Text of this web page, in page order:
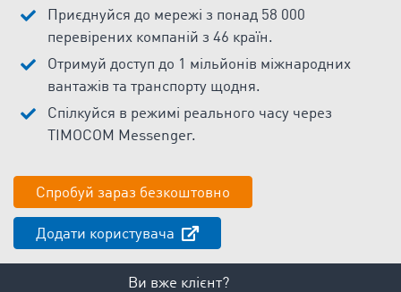
Приєднуйся до мережі з понад 58 000
перевірених компаній з 46 країн.
Отримуй доступ до 1 мільйонів міжнародних
вантажів та транспорту щодня.
Спілкуйся в режимі реального часу через
TIMOCOM Messenger.
Спробуй зараз безкоштовно
Додати користувача
Ви вже клієнт?